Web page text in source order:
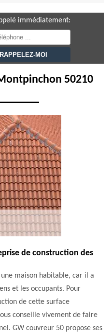
immédiatement:
50210
de construction des
maison habitable, car il a
et les occupants. Pour
de cette surface
conseille vivement de faire
GW couvreur 50 propose ses